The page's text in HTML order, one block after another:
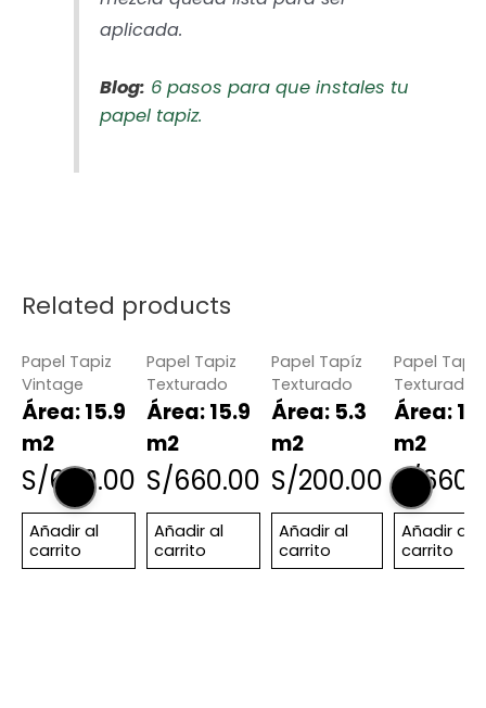
aplicada.
Blog: 6 pasos para que instales tu
papel tapiz.
Related products
Papel Tapiz
Vintage
Área: 15.9
m2
S/660.00
Añadir al
carrito
Papel Tapiz
Texturado
Área: 15.9
m2
S/660.00
Añadir al
carrito
Papel Tapíz
Texturado
Área: 5.3
m2
S/200.00
Añadir al
carrito
Papel Tapiz
Texturado
Área:
m2
S/
Añadir al
carrito